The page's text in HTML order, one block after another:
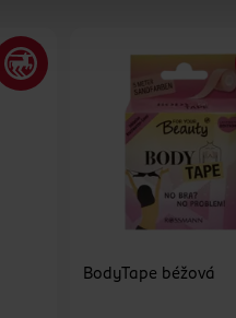
BodyTape béžová